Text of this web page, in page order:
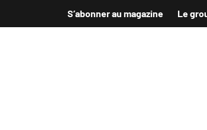
S’abonner au magazine Le